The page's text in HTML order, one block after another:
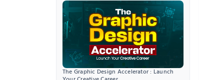
The Graphic Design Accelerator : Launch